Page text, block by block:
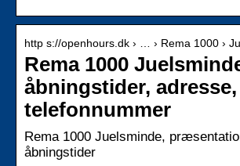
http s://openhours.dk › … › Rema 1000 ›
Rema 1000
åbningstider, adresse,
telefonnummer
Rema 1000 Juelsminde,
åbningstider